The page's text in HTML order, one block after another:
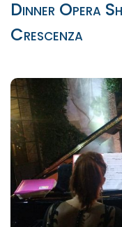
Dinner Opera
Crescenza